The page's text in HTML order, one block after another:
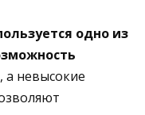
одно из
, а невысокие